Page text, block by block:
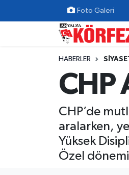
Foto Galeri
HABERLER
CHP
CHP’de
aralarken,
Yüksek
Özel
Gündem
Yerel Yönetim
Ekonomi
Nöbetçi Eczaneler
Trafik Durumu
Süper Lig Puan Durumu
Tüm Manşetler